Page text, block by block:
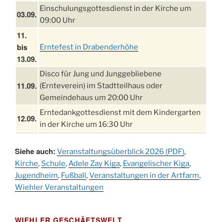
03.09.
Einschulungsgottesdienst in der Kirche um
09:00 Uhr
11.
bis
13.09.
Erntefest in Drabenderhöhe
11.09.
Disco für Jung und Junggebliebene
(Ernteverein) im Stadtteilhaus oder
Gemeindehaus um 20:00 Uhr
12.09.
Erntedankgottesdienst mit dem Kindergarten
in der Kirche um 16:30 Uhr
Gemeindehaus um 19:00 Uhr
13.09.
Umzug und Feier zum Erntedankfest am
Stadtteilhaus um 14:00 Uhr
Schlagerabend im Stadtteilhaus
25. u.
Siehe auch: Veranstaltungsüberblick 2026 (PDF),
Kirche, Schule,Adele Zay Kiga, Evangelischer Kiga,
Jugendheim, Fußball,Veranstaltungen in der Artfarm,
Wiehler Veranstaltungen
WIEHLER GESCHÄFTSWELT